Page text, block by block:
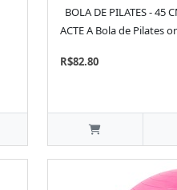
BOLA DE PILATES - 45
ACTE A Bola de Pilates
R$82.80